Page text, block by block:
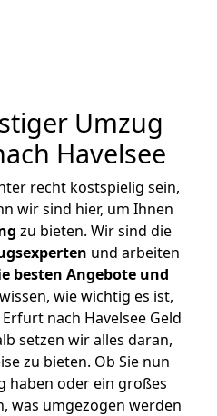
Umzug
Havelsee
recht kostspielig sein,
wir sind hier, um Ihnen
zu bieten. Wir sind die
und arbeiten
besten Angebote und
wie wichtig es ist,
nach Havelsee Geld
setzen wir alles daran,
zu bieten. Ob Sie nun
haben oder ein großes
was umgezogen werden